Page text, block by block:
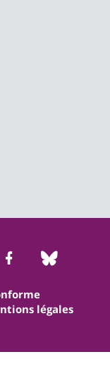
Facebook
légales